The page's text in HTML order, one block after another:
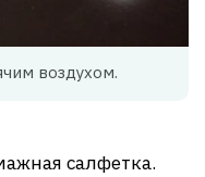
воздухом.
салфетка.